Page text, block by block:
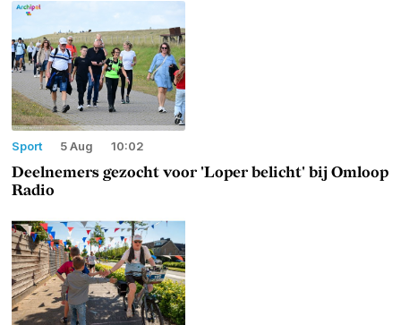
Sport 5 Aug 10:02
Deelnemers gezocht voor 'Loper belicht' bij Omloop
Radio